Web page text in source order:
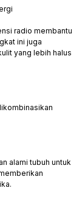
radio membantu
ini juga
yang lebih halus
alami tubuh untuk